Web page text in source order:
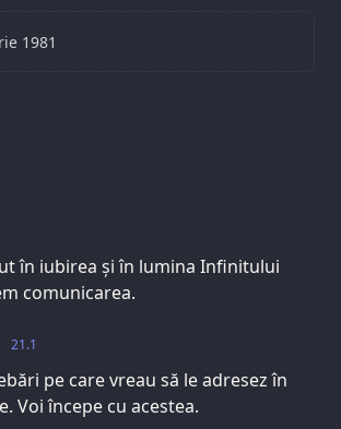
în iubirea și în lumina Infinitului
comunicarea.
21.1
pe care vreau să le adresez în
Voi începe cu acestea.
1981